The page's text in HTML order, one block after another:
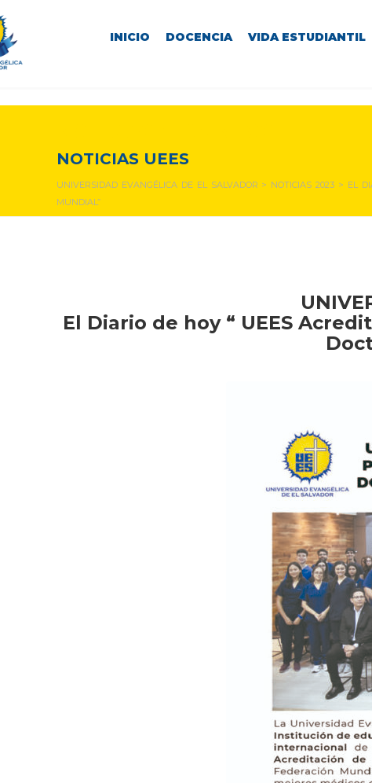
INICIO DOCENCIA VIDA ESTUDIANTIL
NOTICIAS UEES
UNIVERSIDAD EVANGÉLICA DE EL SALVADOR > NOTICIAS 2023 > EL
MUNDIAL”
El Diario de hoy “ UEES